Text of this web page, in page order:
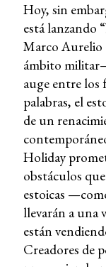
Hoy, sin
está lanzando
Marco Aurelio
ámbito
auge entre los
palabras, el
de un
Holiday
obstáculos
estoicas
llevarán a una
están
Creadores de